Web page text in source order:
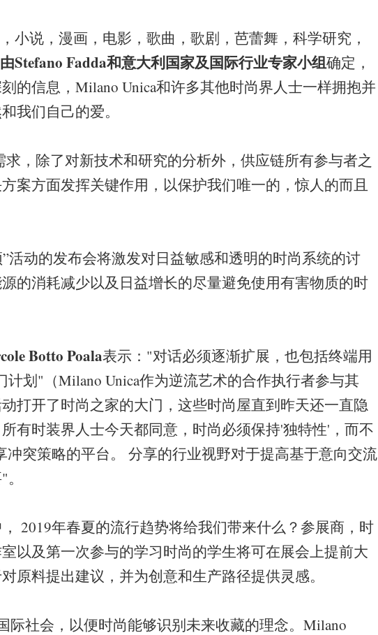
，漫画，电影，歌曲，歌剧，芭蕾舞，科学研究，
由Stefano Fadda和意大利国家及国际行业专家小组确定，
的信息，Milano Unica和许多其他时尚界人士一样拥抱并
我们自己的爱。
除了对新技术和研究的分析外，供应链所有参与者之
案方面发挥关键作用，以保护我们唯一的，惊人的而且
的发布会将激发对日益敏感和透明的时尚系统的讨
的消耗减少以及日益增长的尽量避免使用有害物质的时
Botto Poala表示："对话必须逐渐扩展，也包括终端用
计划"（Milano Unica作为逆流艺术的合作执行者参与其
打开了时尚之家的大门，这些时尚屋直到昨天还一直隐
有时装界人士今天都同意，时尚必须保持'独特性'，而不
冲突策略的平台。 分享的行业视野对于提高基于意向交流
年春夏的流行趋势将给我们带来什么？参展商，时
以及第一次参与的学习时尚的学生将可在展会上提前大
原料提出建议，并为创意和生产路径提供灵感。
社会，以便时尚能够识别未来收藏的理念。Milano